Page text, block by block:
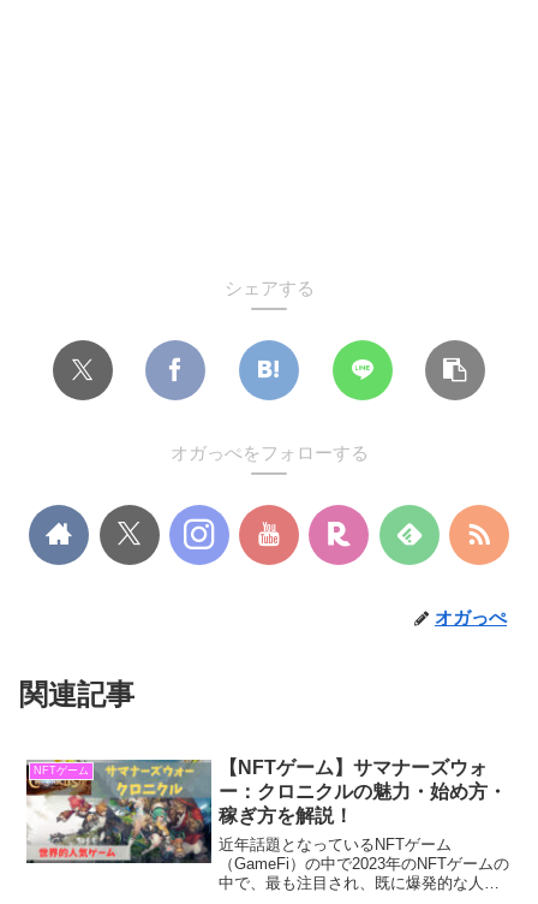
シェアする
オガっぺをフォローする
オガっぺ
関連記事
NFTゲーム
【NFTゲーム】サマナーズウォ
ー：クロニクルの魅力・始め方・
稼ぎ方を解説！
近年話題となっているNFTゲーム
（GameFi）の中で2023年のNFTゲームの
中で、最も注目され、既に爆発的な人気